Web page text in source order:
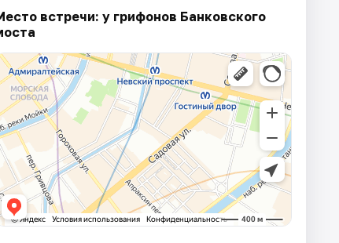
встречи: у грифонов Банковского